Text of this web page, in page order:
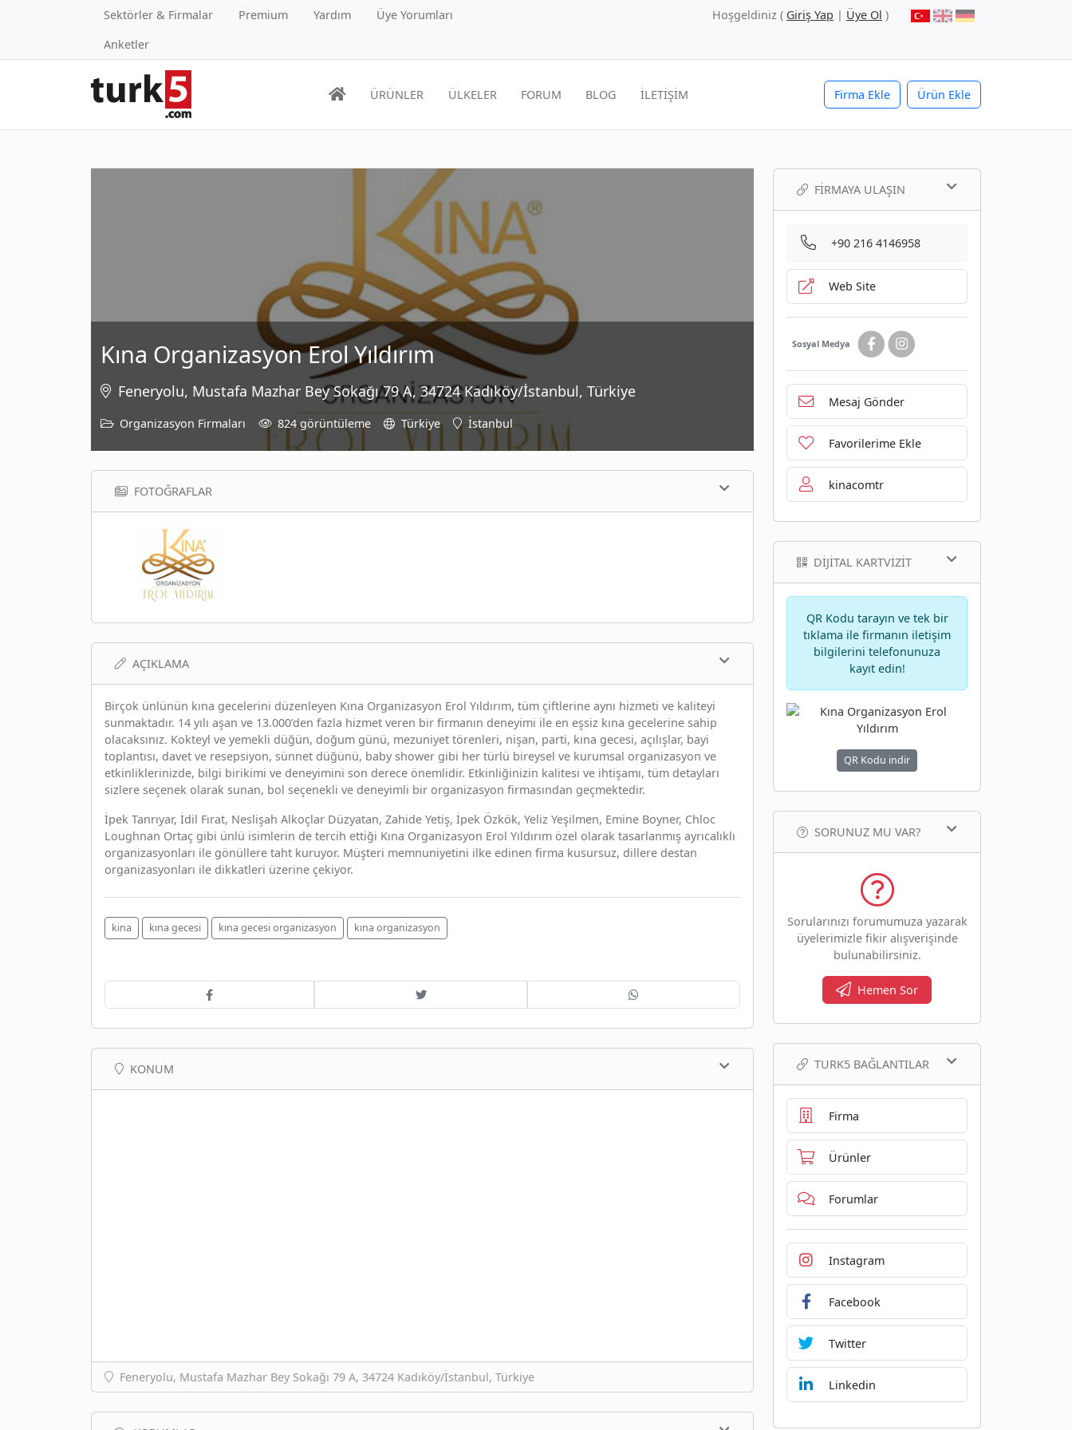
Sektörler & Firmalar Premium Yardım
Üye Yorumları
Anketler
Hoşgeldiniz ( Giriş Yap | Üye Ol )
Firma Ekle Ürün Ekle
ÜRÜNLER ÜLKELER FORUM BLOG İLETİŞİM
Kına Organizasyon Erol Yıldırım
Feneryolu, Mustafa Mazhar Bey Sokağı 79 A, 34724 Kadıköy/İstanbul, Türkiye
Organizasyon Firmaları 824 görüntüleme Türkiye İstanbul
FOTOĞRAFLAR
AÇIKLAMA
Birçok ünlünün kına gecelerini düzenleyen Kına Organizasyon Erol Yıldırım, tüm çiftlerine aynı hizmeti ve kaliteyi
sunmaktadır. 14 yılı aşan ve 13.000’den fazla hizmet veren bir firmanın deneyimi ile en eşsiz kına gecelerine sahip
olacaksınız. Kokteyl ve yemekli düğün, doğum günü, mezuniyet törenleri, nişan, parti, kına gecesi, açılışlar, bayi
toplantısı, davet ve resepsiyon, sünnet düğünü, baby shower gibi her türlü bireysel ve kurumsal organizasyon ve
etkinliklerinizde, bilgi birikimi ve deneyimini son derece önemlidir. Etkinliğinizin kalitesi ve ihtişamı, tüm detayları
sizlere seçenek olarak sunan, bol seçenekli ve deneyimli bir organizasyon firmasından geçmektedir.
İpek Tanrıyar, İdil Fırat, Neslişah Alkoçlar Düzyatan, Zahide Yetiş, İpek Özkök, Yeliz Yeşilmen, Emine Boyner, Chloc
Loughnan Ortaç gibi ünlü isimlerin de tercih ettiği Kına Organizasyon Erol Yıldırım özel olarak tasarlanmış ayrıcalıklı
organizasyonları ile gönüllere taht kuruyor. Müşteri memnuniyetini ilke edinen firma kusursuz, dillere destan
organizasyonları ile dikkatleri üzerine çekiyor.
kina kına gecesi kına gecesi organizasyon kına organizasyon
KONUM
Feneryolu, Mustafa Mazhar Bey Sokağı 79 A, 34724 Kadıköy/İstanbul, Türkiye
FIRMAYA ULAŞIN
+90 216 4146958
Web Site
Sosyal Medya
Mesaj Gönder
Favorilerime Ekle
kinacomtr
DIJITAL KARTVIZIT
QR Kodu tarayın ve tek bir
tıklama ile firmanın iletişim
bilgilerini telefonunuza
kayıt edin!
QR Kodu indir
SORUNUZ MU VAR?
Sorularınızı forumumuza yazarak
üyelerimizle fikir alışverişinde
bulunabilirsiniz.
Hemen Sor
TURK5 BAĞLANTILAR
Firma
Ürünler
Forumlar
Instagram
Facebook
Twitter
Linkedin